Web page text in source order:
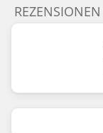
REZENSIONEN